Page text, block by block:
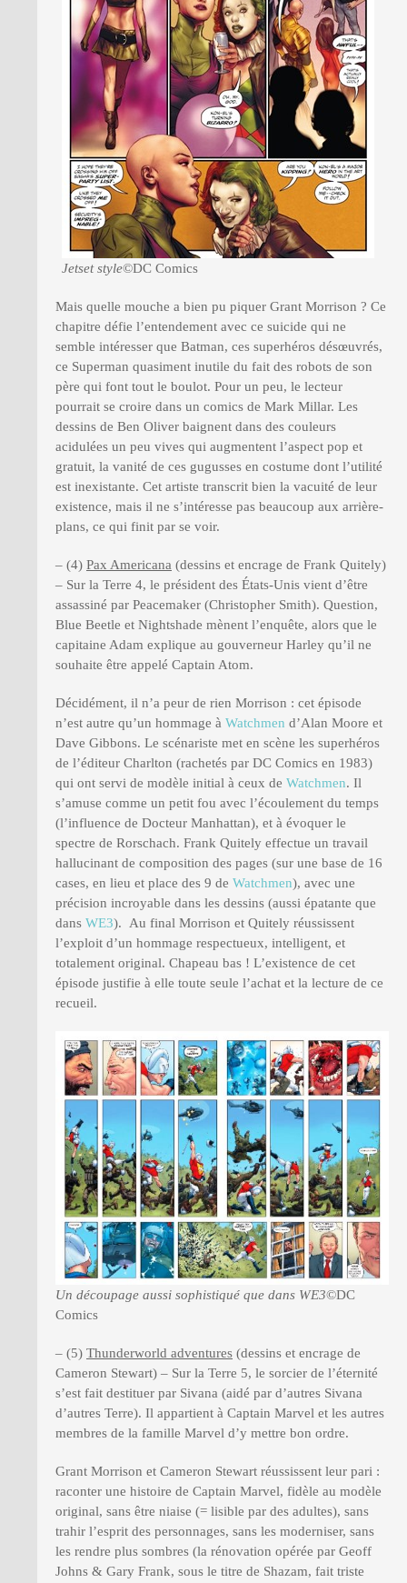
Jetset style©DC Comics
Mais quelle mouche a bien pu piquer Grant Morrison ? Ce
chapitre défie l’entendement avec ce suicide qui ne
semble intéresser que Batman, ces superhéros désœuvrés,
ce Superman quasiment inutile du fait des robots de son
père qui font tout le boulot. Pour un peu, le lecteur
pourrait se croire dans un comics de Mark Millar. Les
dessins de Ben Oliver baignent dans des couleurs
acidulées un peu vives qui augmentent l’aspect pop et
gratuit, la vanité de ces gugusses en costume dont l’utilité
est inexistante. Cet artiste transcrit bien la vacuité de leur
existence, mais il ne s’intéresse pas beaucoup aux arrière-
plans, ce qui finit par se voir.
– (4) Pax Americana (dessins et encrage de Frank Quitely)
– Sur la Terre 4, le président des États-Unis vient d’être
assassiné par Peacemaker (Christopher Smith). Question,
Blue Beetle et Nightshade mènent l’enquête, alors que le
capitaine Adam explique au gouverneur Harley qu’il ne
souhaite être appelé Captain Atom.
Décidément, il n’a peur de rien Morrison : cet épisode
n’est autre qu’un hommage à Watchmen d’Alan Moore et
Dave Gibbons. Le scénariste met en scène les superhéros
de l’éditeur Charlton (rachetés par DC Comics en 1983)
qui ont servi de modèle initial à ceux de Watchmen. Il
s’amuse comme un petit fou avec l’écoulement du temps
(l’influence de Docteur Manhattan), et à évoquer le
spectre de Rorschach. Frank Quitely effectue un travail
hallucinant de composition des pages (sur une base de 16
cases, en lieu et place des 9 de Watchmen), avec une
précision incroyable dans les dessins (aussi épatante que
dans WE3). Au final Morrison et Quitely réussissent
l’exploit d’un hommage respectueux, intelligent, et
totalement original. Chapeau bas ! L’existence de cet
épisode justifie à elle toute seule l’achat et la lecture de ce
recueil.
Un découpage aussi sophistiqué que dans WE3©DC
Comics
– (5) Thunderworld adventures (dessins et encrage de
Cameron Stewart) – Sur la Terre 5, le sorcier de l’éternité
s’est fait destituer par Sivana (aidé par d’autres Sivana
d’autres Terre). Il appartient à Captain Marvel et les autres
membres de la famille Marvel d’y mettre bon ordre.
Grant Morrison et Cameron Stewart réussissent leur pari :
raconter une histoire de Captain Marvel, fidèle au modèle
original, sans être niaise (= lisible par des adultes), sans
trahir l’esprit des personnages, sans les moderniser, sans
les rendre plus sombres (la rénovation opérée par Geoff
Johns & Gary Frank, sous le titre de Shazam, fait triste